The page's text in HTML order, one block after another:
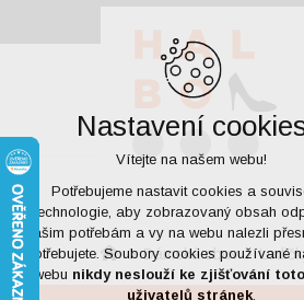
Dámská obuv
Nastavení
Vítejte na našem webu!
Potřebujeme nastavit cookies a
technologie, aby zobrazovaný obsah
vašim potřebám a vy na webu nalezli
potřebujete. Soubory cookies používané
webu nikdy neslouží ke zjišťování
uživatelů stránek.